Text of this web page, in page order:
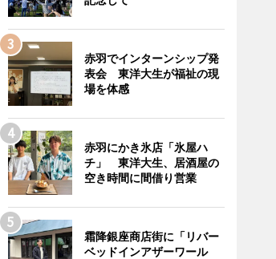
赤羽でインターンシップ発
表会 東洋大生が福祉の現
場を体感
赤羽にかき氷店「氷屋ハ
チ」 東洋大生、居酒屋の
空き時間に間借り営業
霜降銀座商店街に「リバー
ベッドインアザーワール